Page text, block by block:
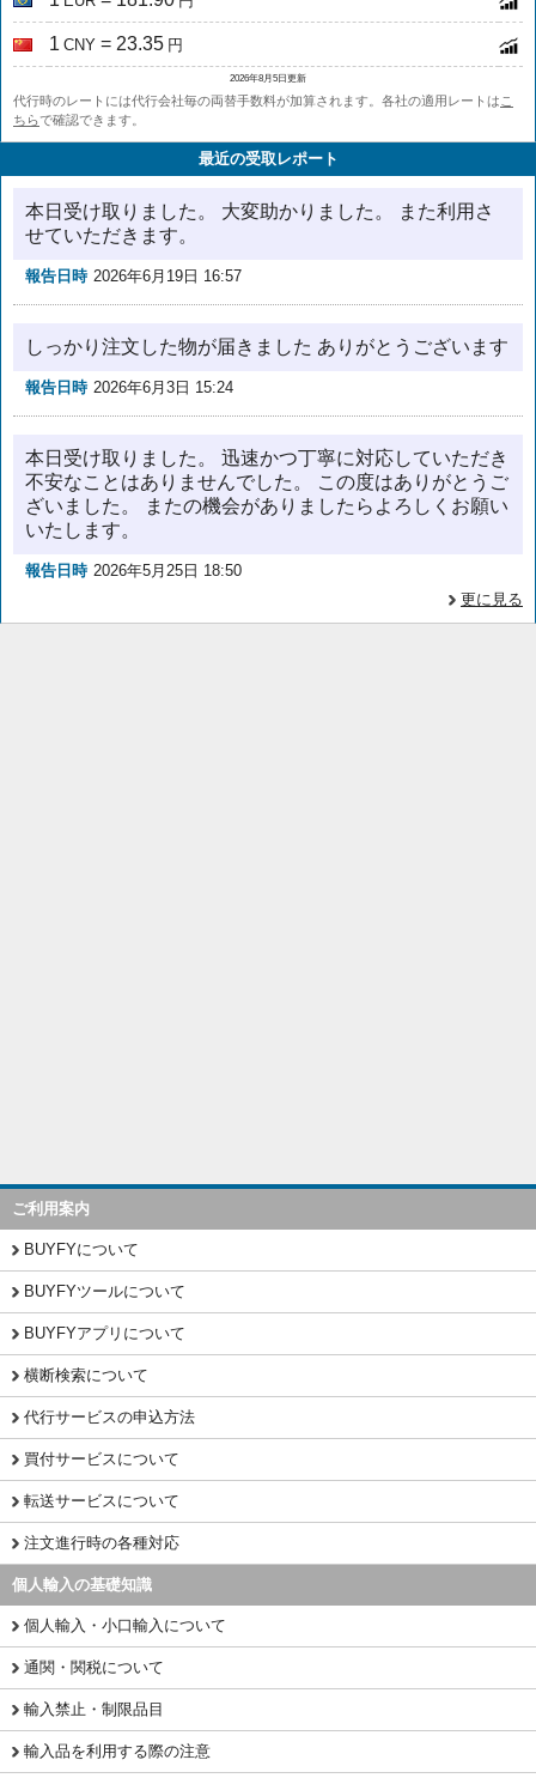
1 CNY = 23.35 円
2026年8月5日更新
代行時のレートには代行会社毎の両替手数料が加算されます。各社の適用レートは こ
ちらで確認できます。
最近の受取レポート
本日受け取りました。 大変助かりました。 また利用さ
せていただきます。
報告日時 2026年6月19日 16:57
しっかり注文した物が届きました ありがとうございます
報告日時 2026年6月3日 15:24
本日受け取りました。 迅速かつ丁寧に対応していただき
不安なことはありませんでした。 この度はありがとうご
ざいました。 またの機会がありましたらよろしくお願い
いたします。
報告日時 2026年5月25日 18:50
更に見る
ご利用案内
BUYFYについて
BUYFYツールについて
BUYFYアプリについて
横断検索について
代行サービスの申込方法
買付サービスについて
転送サービスについて
注文進行時の各種対応
個人輸入の基礎知識
個人輸入・小口輸入について
通関・関税について
輸入禁止・制限品目
輸入品を利用する際の注意